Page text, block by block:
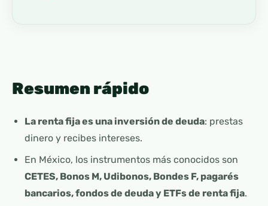
Resumen rápido
La renta fija es una inversión de deuda: prestas
dinero y recibes intereses.
En México, los instrumentos más conocidos son
CETES, Bonos M, Udibonos, Bondes F, pagarés
bancarios, fondos de deuda y ETFs de renta fija.